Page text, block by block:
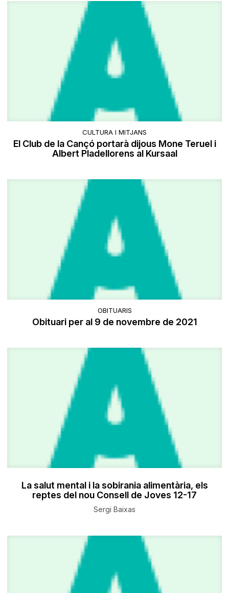
CULTURA I MITJANS
El Club de la Cançó portarà dijous Mone Teruel i
Albert Pladellorens al Kursaal
OBITUARIS
Obituari per al 9 de novembre de 2021
La salut mental i la sobirania alimentària, els
reptes del nou Consell de Joves 12-17
Sergi Baixas